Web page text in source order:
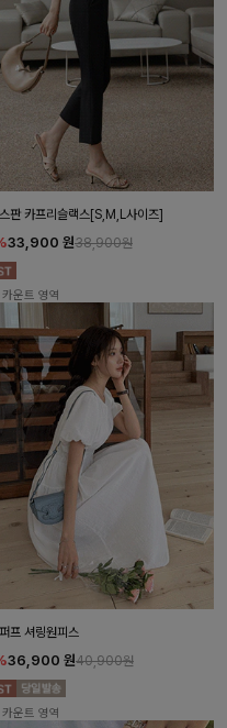
판 카프리슬랙스[S,M,L사이즈]
33,900 원38,900원
운트 영역
프 셔링원피스
36,900 원40,900원
운트 영역